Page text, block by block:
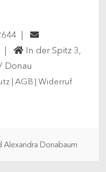
|
|
In der Spitz 3,
Donau
| AGB | Widerruf
Donabaum